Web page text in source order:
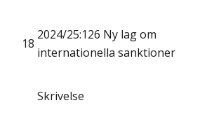
18
2024/25:126 Ny lag om
internationella sanktioner
Skrivelse